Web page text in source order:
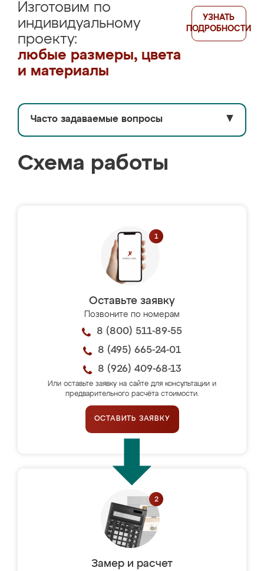
Изготовим по
индивидуальному
проекту:
любые размеры, цвета
и материалы
УЗНАТЬ
ПОДРОБНОСТИ
Часто задаваемые вопросы ▼
Схема работы
Оставьте заявку
Позвоните по номерам
8 (800) 511-89-55
8 (495) 665-24-01
8 (926) 409-68-13
Или оставьте заявку на сайте для консультации и
предварительного расчёта стоимости.
ОСТАВИТЬ ЗАЯВКУ
Замер и расчет